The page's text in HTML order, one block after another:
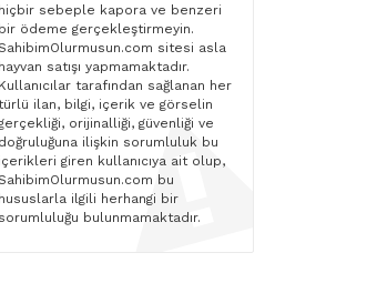
hiçbir sebeple kapora ve benzeri
bir ödeme gerçekleştirmeyin.
sitesi asla
hayvan satışı yapmamaktadır.
Kullanıcılar tarafından sağlanan her
ilan, bilgi, içerik ve görselin
orijinalliği, güvenliği ve
doğruluğuna ilişkin sorumluluk bu
içerikleri giren kullanıcıya ait olup,
bu
hususlarla ilgili herhangi bir
sorumluluğu bulunmamaktadır.